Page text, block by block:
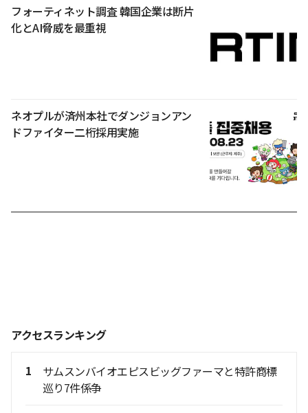
フォーティネット調査 韓国企業は断片
化とAI脅威を最重視
ネオプルが済州本社でダンジョンアン
ドファイター二桁採用実施
アクセスランキング
1
サムスンバイオエピスビッグファーマと特許商標
巡り7件係争